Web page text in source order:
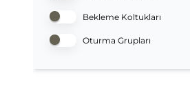
Bekleme Koltukları
Oturma Grupları